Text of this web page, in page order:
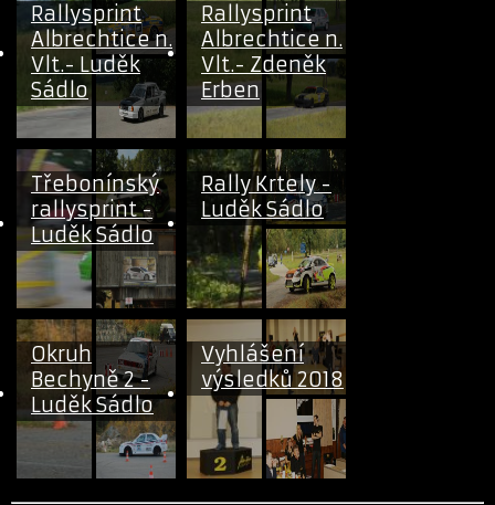
Rallysprint
Albrechtice n.
Vlt.- Luděk
Sádlo
Rallysprint
Albrechtice n.
Vlt.- Zdeněk
Erben
Třebonínský
rallysprint -
Luděk Sádlo
Rally Krtely -
Luděk Sádlo
Okruh
Bechyně 2 -
Luděk Sádlo
Vyhlášení
výsledků 2018